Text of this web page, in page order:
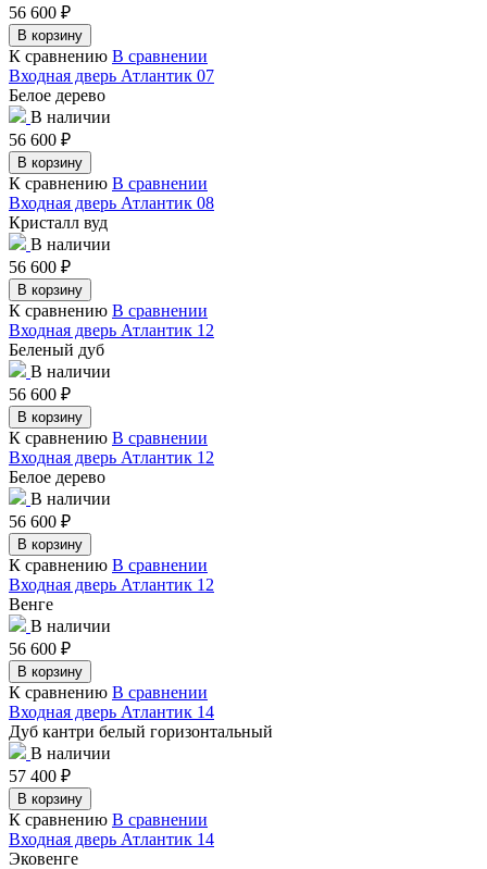
56 600 ₽
В корзину
К сравнению В сравнении
Входная дверь Атлантик 07
Белое дерево
В наличии
56 600 ₽
В корзину
К сравнению В сравнении
Входная дверь Атлантик 08
Кристалл вуд
В наличии
56 600 ₽
В корзину
К сравнению В сравнении
Входная дверь Атлантик 12
Беленый дуб
В наличии
56 600 ₽
В корзину
К сравнению В сравнении
Входная дверь Атлантик 12
Белое дерево
В наличии
56 600 ₽
В корзину
К сравнению В сравнении
Входная дверь Атлантик 12
Венге
В наличии
56 600 ₽
В корзину
К сравнению В сравнении
Входная дверь Атлантик 14
Дуб кантри белый горизонтальный
В наличии
57 400 ₽
В корзину
К сравнению В сравнении
Входная дверь Атлантик 14
Эковенге